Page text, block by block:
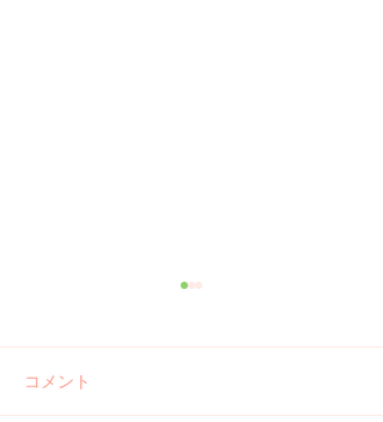
ご報告 河津
コメント